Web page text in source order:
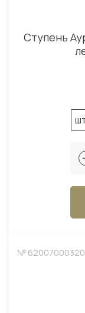
Ступень
№